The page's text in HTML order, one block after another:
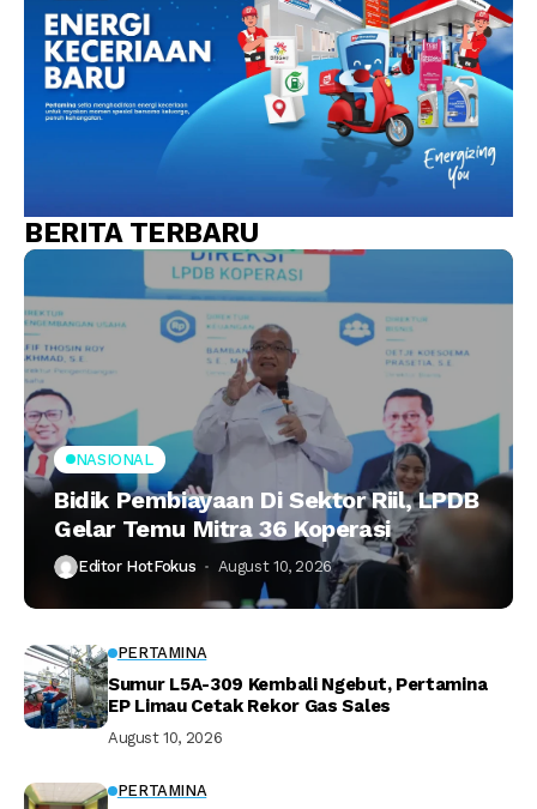
BERITA TERBARU
NASIONAL
Bidik Pembiayaan Di Sektor Riil, LPDB
Gelar Temu Mitra 36 Koperasi
Editor HotFokus August 10, 2026
PERTAMINA
Sumur L5A-309 Kembali Ngebut, Pertamina
EP Limau Cetak Rekor Gas Sales
August 10, 2026
PERTAMINA